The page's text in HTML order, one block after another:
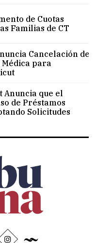
de Cuotas
Familias de CT
Cancelación de
para
Anuncia que el
de Préstamos
Solicitudes